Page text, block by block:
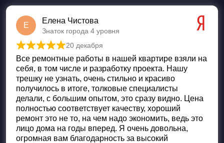
Е
Елена Чистова
Знаток города 4 уровня
Оценка5 из 5
20 декабря
Все ремонтные работы в нашей квартире взяли на
себя, в том числе и разработку проекта. Нашу
трешку не узнать, очень стильно и красиво
получилось в итоге, толковые специалисты
делали, с большим опытом, это сразу видно. Цена
полностью соответствует качеству, хороший
ремонт это не то, на чем надо экономить, ведь это
лицо дома на годы вперед. Я очень довольна,
огромная вам благодарность за высокий